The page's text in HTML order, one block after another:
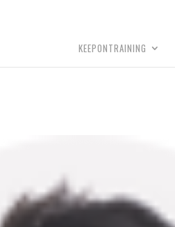
KEEPONTRAINING